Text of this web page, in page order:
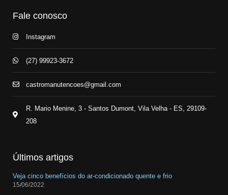
Fale conosco
Instagram
(27) 99923-3672
castromanutencoes@gmail.com
R. Mario Menine, 3 - Santos Dumont, Vila Velha - ES, 29109-
208
Últimos artigos
Veja cinco benefícios do ar-condicionado quente e frio
15/06/2022